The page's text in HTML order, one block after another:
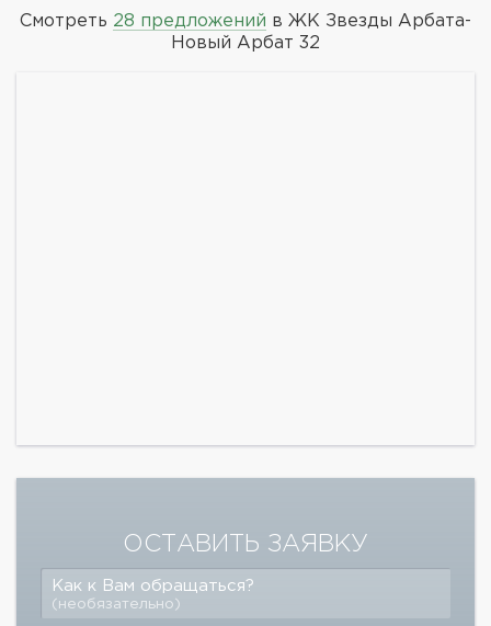
Смотреть 28 предложений в ЖК Звезды Арбата-
Новый Арбат 32
ОСТАВИТЬ ЗАЯВКУ
Как к Вам обращаться?
(необязательно)